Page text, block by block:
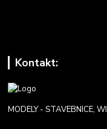
Kontakt:
MODELY - STAVEBNICE,